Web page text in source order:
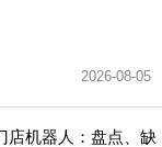
2026-08-05
店机器人：盘点、缺